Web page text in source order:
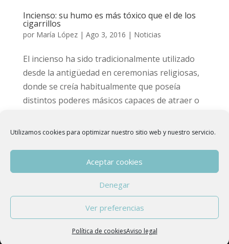
Utilizamos cookies para optimizar nuestro sitio web y nuestro servicio.
Aceptar cookies
Denegar
Ver preferencias
Política de cookiesAviso legal
Incienso: su humo es más tóxico que el de los
cigarrillos
por María López| Ago 3, 2016 | Noticias
El incienso ha sido tradicionalmente utilizado
desde la antigüedad en ceremonias religiosas,
donde se creía habitualmente que poseía
distintos poderes másicos capaces de atraer o
presentes en el ambiente o en la zona donde
Copyright © 2015 - 2026
Asociación Española
de Hidroterapia de Colon| Developed by
anfora|Aviso Legal